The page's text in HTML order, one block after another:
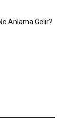
Anlama Gelir?